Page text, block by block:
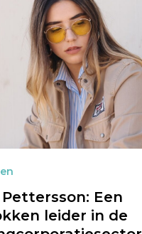
Pettersson: Een
leider in de